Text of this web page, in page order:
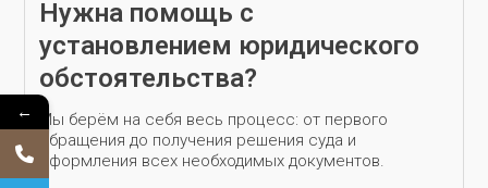
Нужна помощь с
установлением юридического
обстоятельства?
Мы берём на себя весь процесс: от первого
обращения до получения решения суда и
оформления всех необходимых документов.
←